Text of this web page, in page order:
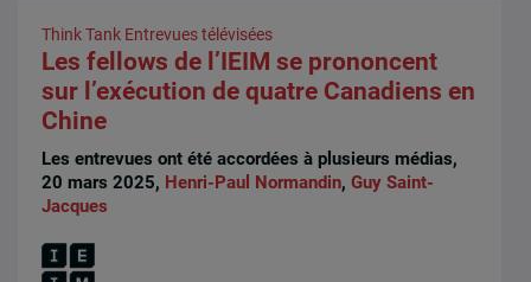
Think Tank Entrevues télévisées
Les fellows de l’IEIM se prononcent
sur l’exécution de quatre Canadiens en
Chine
Les entrevues ont été accordées à plusieurs médias,
20 mars 2025, Henri-Paul Normandin,Guy Saint-
Jacques